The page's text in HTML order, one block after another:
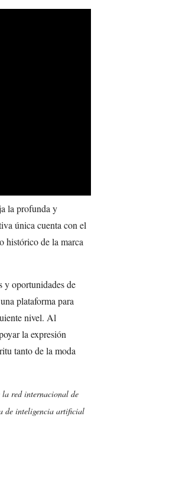
la profunda y
única cuenta con el
histórico de la marca
y oportunidades de
plataforma para
nivel. Al
la expresión
tanto de la moda
red internacional de
de inteligencia artificial